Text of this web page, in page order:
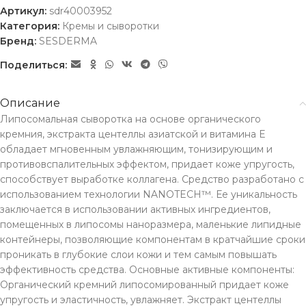
Артикул: sdr40003952
Категория: Кремы и сыворотки
Бренд: SESDERMA
Поделиться:
Описание
Липосомальная сыворотка на основе органического
кремния, экстракта центеллы азиатской и витамина Е
обладает мгновенным увлажняющим, тонизирующим и
противовспалительных эффектом, придает коже упругость,
способствует выработке коллагена. Средство разработано с
использованием технологии NANOTECH™. Ее уникальность
заключается в использовании активных ингредиентов,
помещенных в липосомы наноразмера, маленькие липидные
контейнеры, позволяющие компонентам в кратчайшие сроки
проникать в глубокие слои кожи и тем самым повышать
эффективность средства. Основные активные компоненты:
Органический кремний липосомированный придает коже
упругость и эластичность, увлажняет. Экстракт центеллы